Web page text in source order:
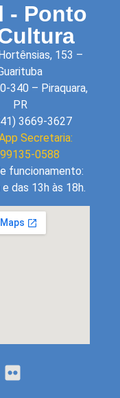
- Ponto
153 –
340 – Piraquara,
PR
3669-3627
Secretaria:
0588
funcionamento:
das 13h às 18h.